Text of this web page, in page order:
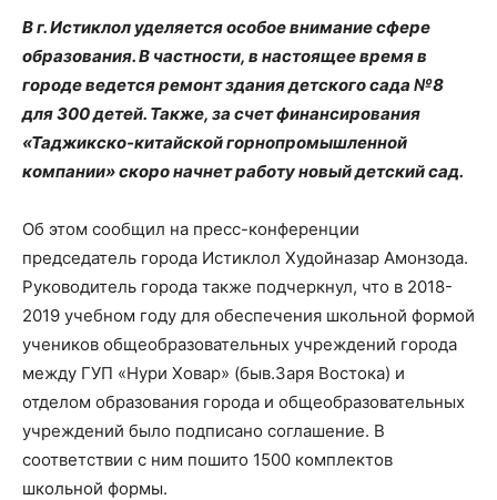
В г. Истиклол уделяется особое внимание сфере
образования. В частности, в настоящее время в
городе ведется ремонт здания детского сада №8
для 300 детей. Также, за счет финансирования
«Таджикско-китайской горнопромышленной
компании» скоро начнет работу новый детский сад.
Об этом сообщил на пресс-конференции
председатель города Истиклол Худойназар Амонзода.
Руководитель города также подчеркнул, что в 2018-
2019 учебном году для обеспечения школьной формой
учеников общеобразовательных учреждений города
между ГУП «Нури Ховар» (быв.Заря Востока) и
отделом образования города и общеобразовательных
учреждений было подписано соглашение. В
соответствии с ним пошито 1500 комплектов
школьной формы.